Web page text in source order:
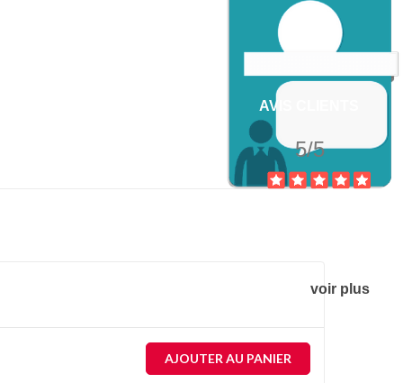
AJOUTER AU PANIER
AVIS CLIENTS
5/5
voir plus